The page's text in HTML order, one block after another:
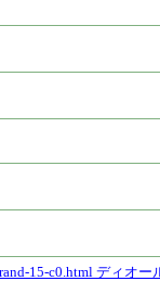
15-c0.html ディオー